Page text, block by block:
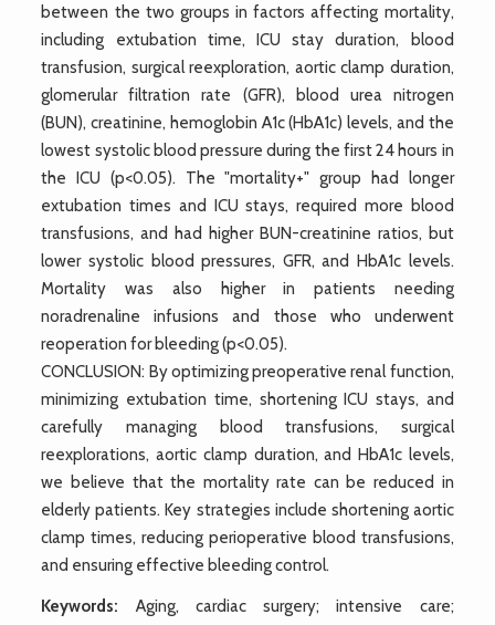
between the two groups in factors affecting mortality,
including extubation time, ICU stay duration, blood
transfusion, surgical reexploration, aortic clamp duration,
glomerular filtration rate (GFR), blood urea nitrogen
(BUN), creatinine, hemoglobin A1c (HbA1c) levels, and the
lowest systolic blood pressure during the first 24 hours in
the ICU (p<0.05). The "mortality+" group had longer
extubation times and ICU stays, required more blood
transfusions, and had higher BUN-creatinine ratios, but
lower systolic blood pressures, GFR, and HbA1c levels.
Mortality was also higher in patients needing
noradrenaline infusions and those who underwent
reoperation for bleeding (p<0.05).
CONCLUSION: By optimizing preoperative renal function,
minimizing extubation time, shortening ICU stays, and
carefully managing blood transfusions, surgical
reexplorations, aortic clamp duration, and HbA1c levels,
we believe that the mortality rate can be reduced in
elderly patients. Key strategies include shortening aortic
clamp times, reducing perioperative blood transfusions,
and ensuring effective bleeding control.
Keywords: Aging, cardiac surgery; intensive care;